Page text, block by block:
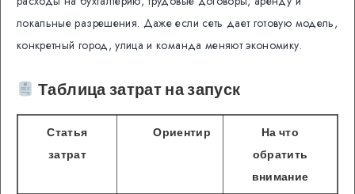
локальные разрешения. Даже если сеть дает готовую модель,
конкретный город, улица и команда меняют экономику.
Таблица затрат на запуск
Статья
затрат
Ориентир
На что
обратить
внимание